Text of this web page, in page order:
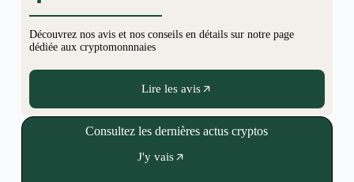
Découvrez nos avis et nos conseils en détails sur notre page
dédiée aux cryptomonnnaies
Lire les avis
Consultez les dernières actus cryptos
J'y vais